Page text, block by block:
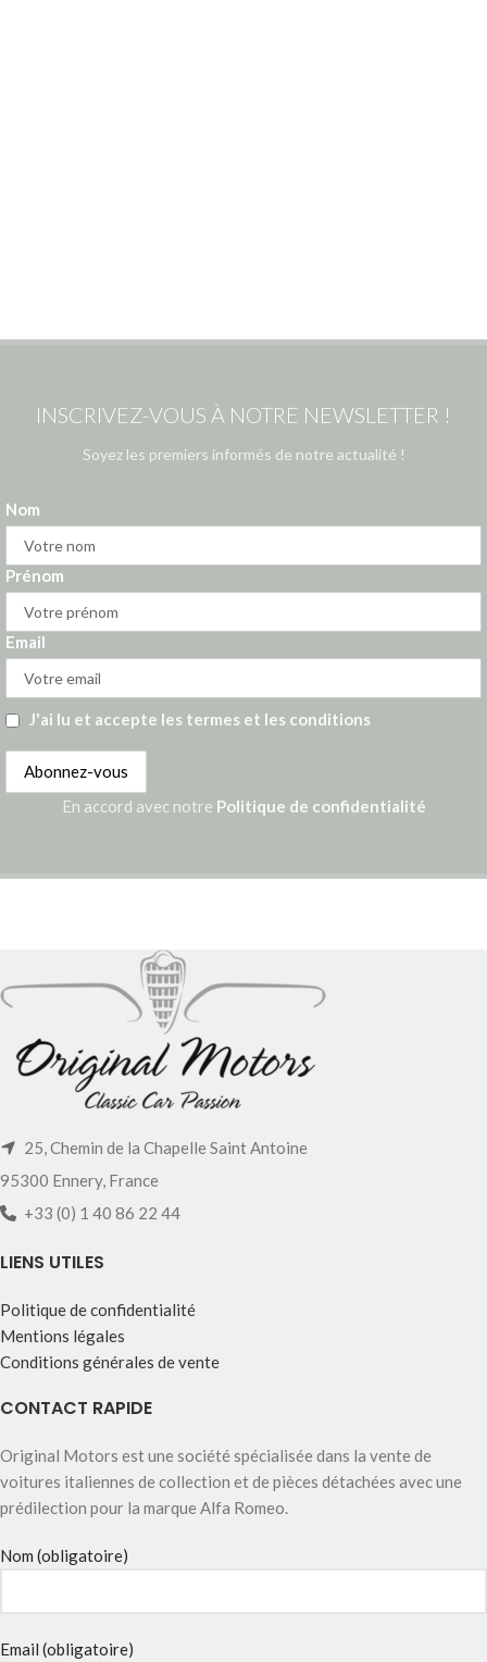
INSCRIVEZ-VOUS À NOTRE NEWSLETTER !
Soyez les premiers informés de notre actualité !
Nom
Prénom
Email
J'ai lu et accepte les termes et les conditions
En accord avec notre Politique de confidentialité
25, Chemin de la Chapelle Saint Antoine
95300 Ennery, France
+33 (0) 1 40 86 22 44
LIENS UTILES
Politique de confidentialité
Mentions légales
Conditions générales de vente
CONTACT RAPIDE
Original Motors est une société spécialisée dans la vente de
voitures italiennes de collection et de pièces détachées avec une
prédilection pour la marque Alfa Romeo.
Nom (obligatoire)
Email (obligatoire)